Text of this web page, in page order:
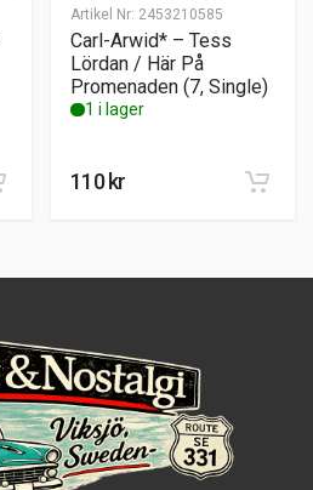
Artikel Nr: 2453210585
Carl-Arwid* – Tess
Lördan / Här På
Promenaden (7, Single)
1 i lager
110 kr